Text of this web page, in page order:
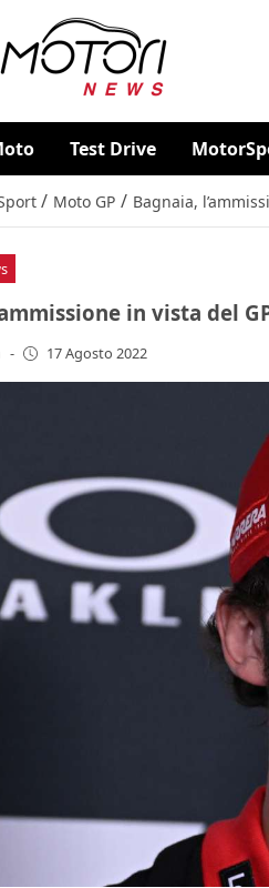
Test Drive
/ Moto GP / Bagnaia,
in vista del
- 17 Agosto 2022